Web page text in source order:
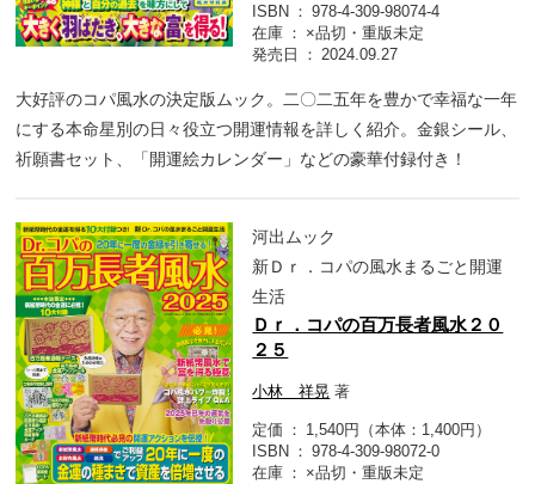
ISBN
978-4-309-98074-4
在庫
×品切・重版未定
発売日
2024.09.27
大好評のコパ風水の決定版ムック。二〇二五年を豊かで幸福な一年
にする本命星別の日々役立つ開運情報を詳しく紹介。金銀シール、
祈願書セット、「開運絵カレンダー」などの豪華付録付き！
河出ムック
新Ｄｒ．コパの風水まるごと開運
生活
Ｄｒ．コパの百万長者風水２０
２５
小林 祥晃 著
定価
1,540円（本体：1,400円）
ISBN
978-4-309-98072-0
在庫
×品切・重版未定